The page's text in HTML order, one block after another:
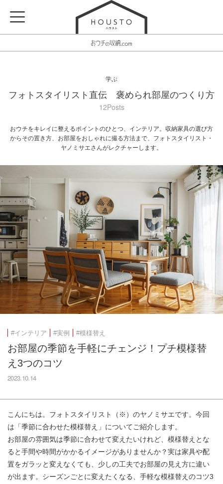
学ぶ
フォトスタイリスト直伝 褒められ部屋のつくり方
12Posts
おウチをキレイに整えるポイントのひとつ、インテリア。収納家具の選び方
からその置き方、お部屋をおしゃれに撮る方法まで、フォトスタイリスト・
ヤノミサエさんがレクチャーします。
#インテリア #実例 #模様替え
お部屋の季節を手軽にチェンジ！プチ模様替
え3つのコツ
2023.10.14
こんにちは。フォトスタイリスト（※）のヤノミサエです。今回
は「季節に合わせた模様替え」についてご紹介します。
お部屋の雰囲気は季節に合わせて変えたいけれど、模様替えとな
ると手間や時間がかかるイメージがありませんか？実は家具や配
置をガラッと変えなくても、少しの工夫でお部屋の見え方に違い
が出ます。シーズンごとに変えたくなる、手軽な模様替えのコツ3